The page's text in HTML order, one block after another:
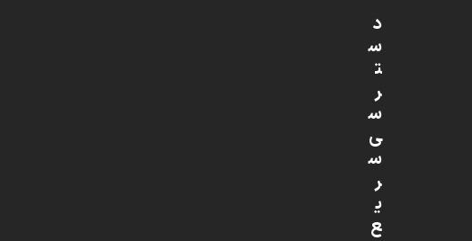
د
س
ت
ر
س
ی
س
ر
ی
ع